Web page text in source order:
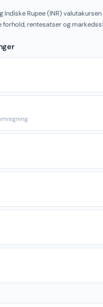
Indiske Rupee (INR)
rentesatser og